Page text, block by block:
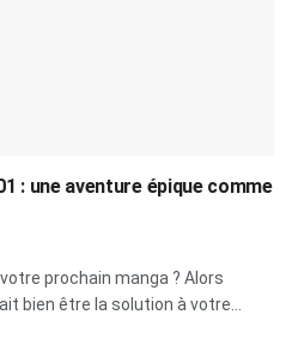
: une aventure épique comme
prochain manga ? Alors
bien être la solution à votre...